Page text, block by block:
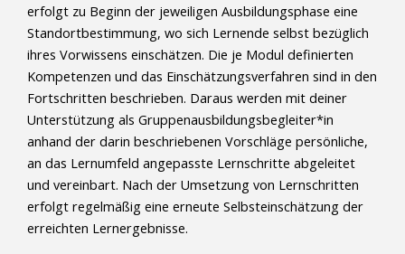
erfolgt zu Beginn der jeweiligen Ausbildungsphase eine
Standortbestimmung, wo sich Lernende selbst bezüglich
ihres Vorwissens einschätzen. Die je Modul definierten
Kompetenzen und das Einschätzungsverfahren sind in den
Fortschritten beschrieben. Daraus werden mit deiner
Unterstützung als Gruppenausbildungsbegleiter*in
anhand der darin beschriebenen Vorschläge persönliche,
an das Lernumfeld angepasste Lernschritte abgeleitet
und vereinbart. Nach der Umsetzung von Lernschritten
erfolgt regelmäßig eine erneute Selbsteinschätzung der
erreichten Lernergebnisse.